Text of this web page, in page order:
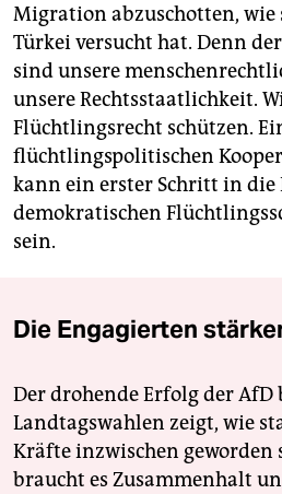
Migration abzuschotten, wie
Türkei versucht hat. Denn
sind unsere
unsere Rechtsstaatlichkeit.
Flüchtlingsrecht schützen.
flüchtlingspolitischen
kann ein erster Schritt in die
demokratischen
sein.
Die Engagierten
Der drohende Erfolg der
Landtagswahlen zeigt, wie
Kräfte inzwischen geworden
braucht es Zusammenhalt